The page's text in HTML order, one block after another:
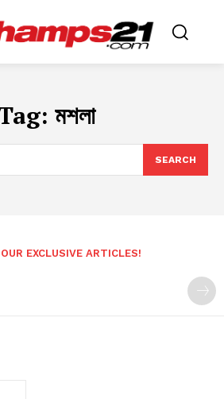
মশলা
SEARCH
EXCLUSIVE ARTICLES!